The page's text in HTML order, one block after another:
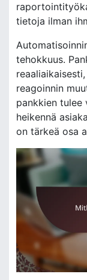
tietoja ilman
tehokkuus.
reagoinnin
pankkien tulee
heikennä
on tärkeä osa